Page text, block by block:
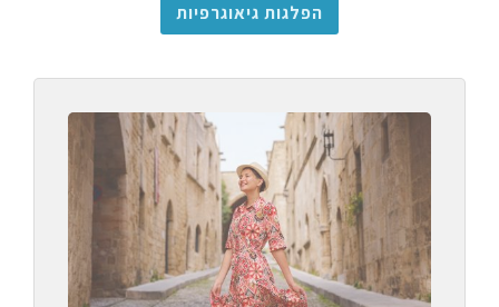
הפלגות גיאוגרפיות